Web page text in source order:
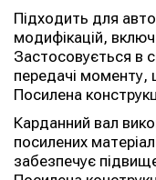
Підходить для
модифікацій,
Застосовується в
передачі моменту,
Посилена
Карданний вал
посилених
забезпечує